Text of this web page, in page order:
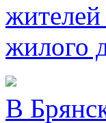
жителей
жилого
В